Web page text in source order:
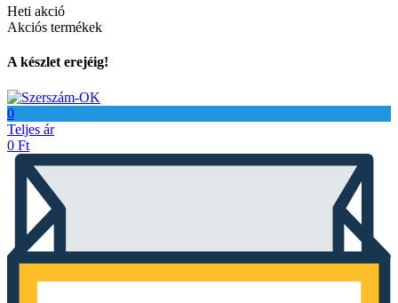
Heti akció
Akciós termékek
A készlet erejéig!
0
Teljes ár
0 Ft